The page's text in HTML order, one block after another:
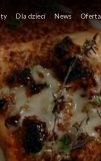
Dla dzieci News Oferta